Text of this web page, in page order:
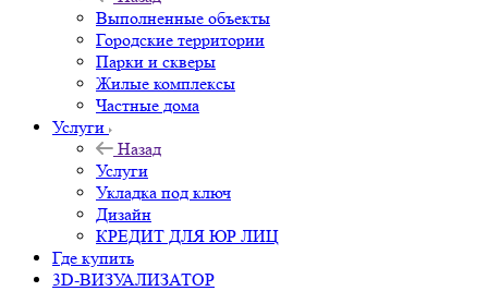
Выполненные объекты
Городские территории
Парки и скверы
Жилые комплексы
Частные дома
Услуги
Назад
Услуги
Укладка под ключ
Дизайн
КРЕДИТ ДЛЯ ЮР ЛИЦ
Где купить
3D-ВИЗУАЛИЗАТОР